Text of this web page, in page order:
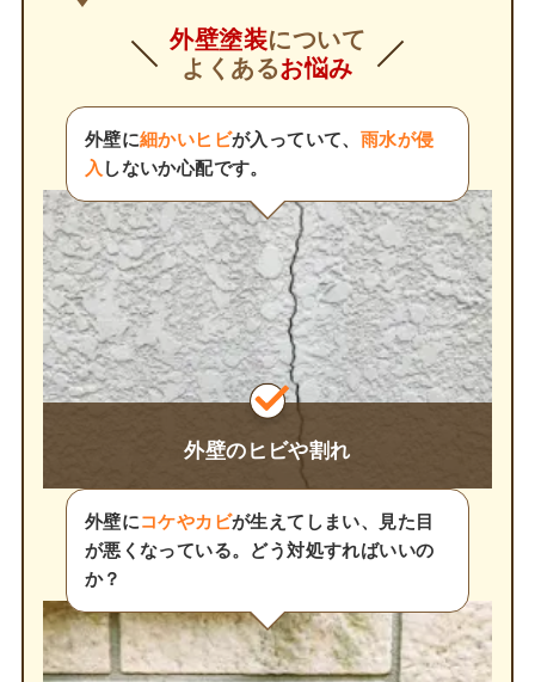
外壁塗装について
よくあるお悩み
外壁に細かいヒビが入っていて、 雨水が侵
入 しないか心配です。
外壁のヒビや割れ
外壁にコケやカビが生えてしまい、見た目
が悪くなっている。どう対処すればいいの
か？